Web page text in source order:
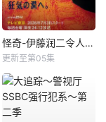
怪奇-伊藤润二令人彻夜难眠的奇异故事－
更新至第05集